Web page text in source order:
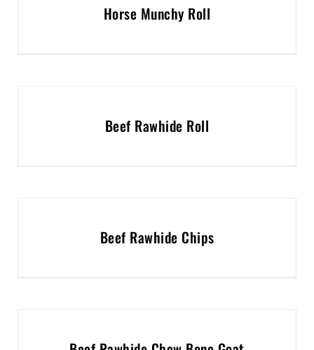
Horse Munchy Roll
Beef Rawhide Roll
Beef Rawhide Chips